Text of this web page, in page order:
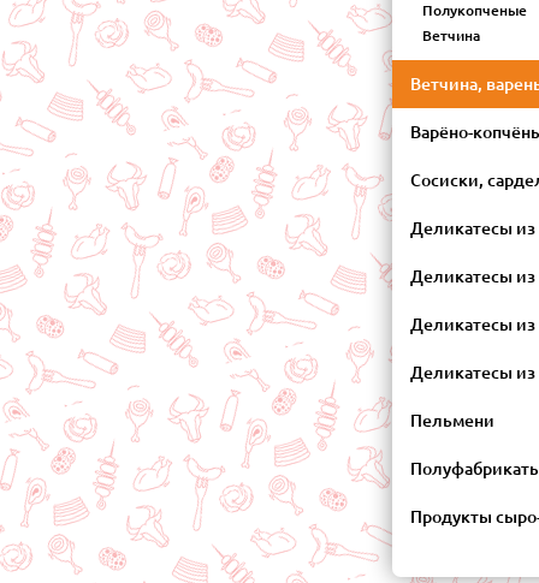
Полукопченые
Ветчина
Ветчина,
Варёно-
Сосиски,
Деликатесы
Деликатесы
Деликатесы
Деликатесы из
Пельмени
Продукты